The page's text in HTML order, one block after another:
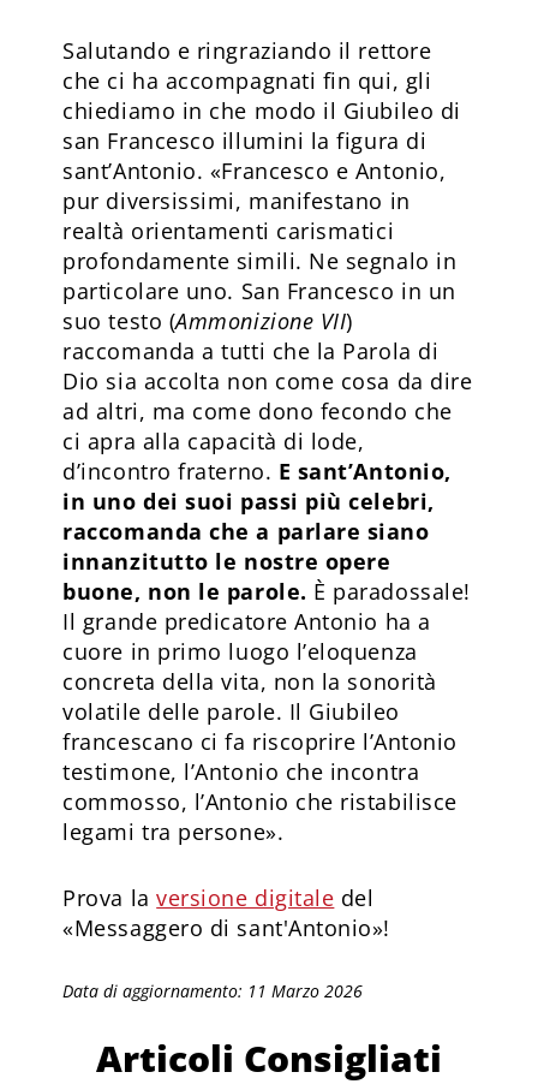
Salutando e ringraziando il rettore
che ci ha accompagnati fin qui, gli
chiediamo in che modo il Giubileo di
san Francesco illumini la figura di
sant’Antonio. «Francesco e Antonio,
pur diversissimi, manifestano in
realtà orientamenti carismatici
profondamente simili. Ne segnalo in
particolare uno. San Francesco in un
suo testo (Ammonizione VII)
raccomanda a tutti che la Parola di
Dio sia accolta non come cosa da dire
ad altri, ma come dono fecondo che
ci apra alla capacità di lode,
d’incontro fraterno. E sant’Antonio,
in uno dei suoi passi più celebri,
raccomanda che a parlare siano
innanzitutto le nostre opere
buone, non le parole. È paradossale!
Il grande predicatore Antonio ha a
cuore in primo luogo l’eloquenza
concreta della vita, non la sonorità
volatile delle parole. Il Giubileo
francescano ci fa riscoprire l’Antonio
testimone, l’Antonio che incontra
commosso, l’Antonio che ristabilisce
legami tra persone».
Prova laversione digitale del
«Messaggero di sant'Antonio»!
Data di aggiornamento: 11 Marzo 2026
Articoli Consigliati